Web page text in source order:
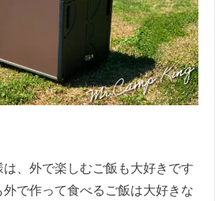
、外で楽しむご飯も大好きです
で作って食べるご飯は大好きな